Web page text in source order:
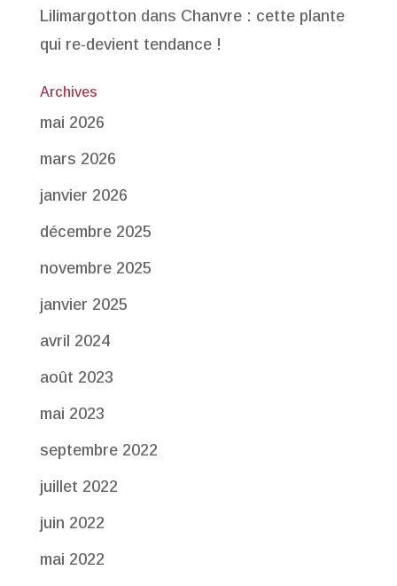
Lilimargotton dans Chanvre : cette plante
qui re-devient tendance !
Archives
mai 2026
mars 2026
janvier 2026
décembre 2025
novembre 2025
janvier 2025
avril 2024
août 2023
mai 2023
septembre 2022
juillet 2022
juin 2022
mai 2022